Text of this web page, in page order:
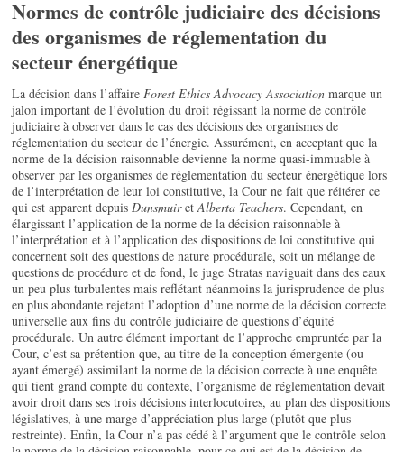
Normes de contrôle judiciaire des décisions
des organismes de réglementation du
secteur énergétique
La décision dans l’affaire Forest Ethics Advocacy Association marque un
jalon important de l’évolution du droit régissant la norme de contrôle
judiciaire à observer dans le cas des décisions des organismes de
réglementation du secteur de l’énergie. Assurément, en acceptant que la
norme de la décision raisonnable devienne la norme quasi-immuable à
observer par les organismes de réglementation du secteur énergétique lors
de l’interprétation de leur loi constitutive, la Cour ne fait que réitérer ce
qui est apparent depuis DunsmuiretAlberta Teachers. Cependant, en
élargissant l’application de la norme de la décision raisonnable à
l’interprétation et à l’application des dispositions de loi constitutive qui
concernent soit des questions de nature procédurale, soit un mélange de
questions de procédure et de fond, le juge Stratas naviguait dans des eaux
un peu plus turbulentes mais reflétant néanmoins la jurisprudence de plus
en plus abondante rejetant l’adoption d’une norme de la décision correcte
universelle aux fins du contrôle judiciaire de questions d’équité
procédurale. Un autre élément important de l’approche empruntée par la
Cour, c’est sa prétention que, au titre de la conception émergente (ou
ayant émergé) assimilant la norme de la décision correcte à une enquête
qui tient grand compte du contexte, l’organisme de réglementation devait
avoir droit dans ses trois décisions interlocutoires, au plan des dispositions
législatives, à une marge d’appréciation plus large (plutôt que plus
restreinte). Enfin, la Cour n’a pas cédé à l’argument que le contrôle selon